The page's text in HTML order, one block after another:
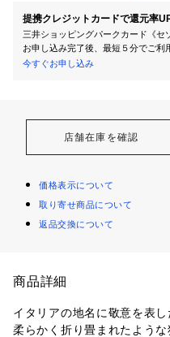
提携クレジットカードで還元率
三井ショッピングパークカード《セ
お申し込み完了後、最短５分でご利
今すぐお申し込み
店舗在庫を確認
価格表示について
取り寄せ商品について
返品交換について
商品詳細
イタリアの地名に敬意を表
柔らかく折り畳まれたよう